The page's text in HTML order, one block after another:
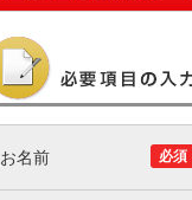
必須
お名前